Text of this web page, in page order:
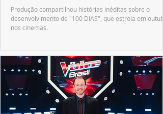
Produção compartilhou histórias inéditas sobre o
desenvolvimento de "100 DIAS", que estreia em
nos cinemas.